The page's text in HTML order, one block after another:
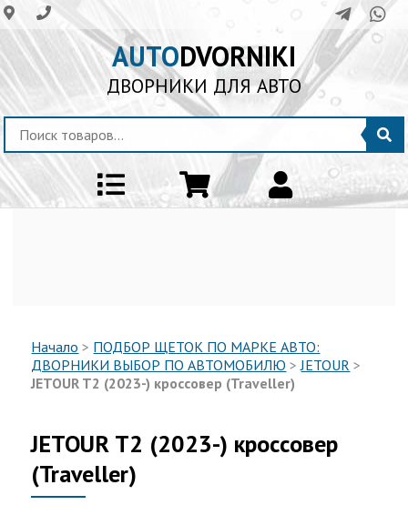
AUTODVORNIKI
ДВОРНИКИ ДЛЯ АВТО
Начало > ПОДБОР ЩЕТОК ПО МАРКЕ АВТО:
ДВОРНИКИ ВЫБОР ПО АВТОМОБИЛЮ >JETOUR >
JETOUR T2 (2023-) кроссовер (Traveller)
JETOUR T2 (2023-) кроссовер
(Traveller)